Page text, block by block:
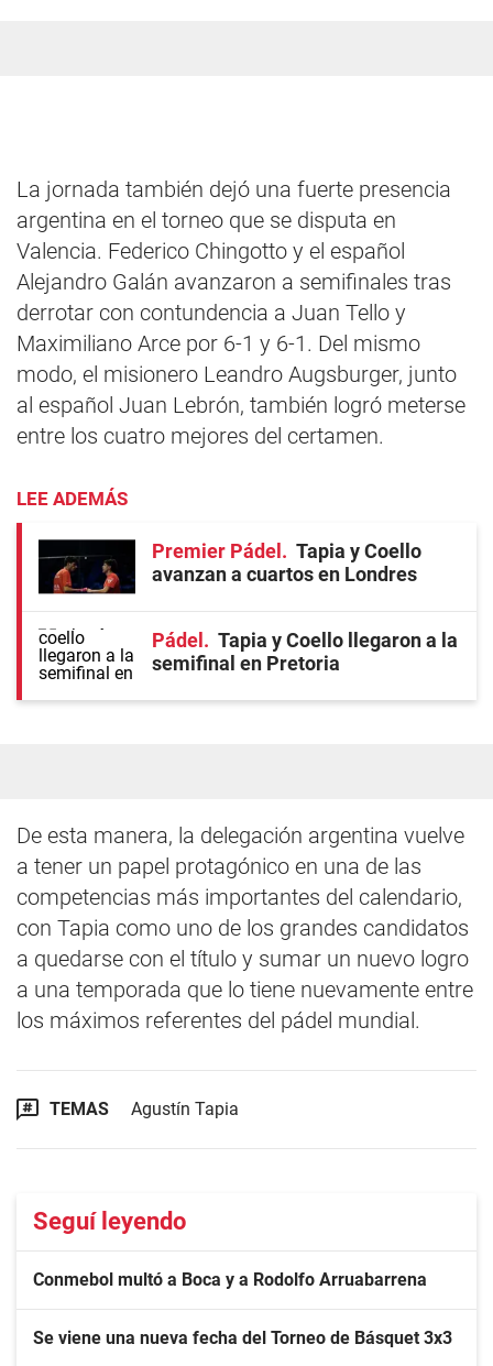
La jornada también dejó una fuerte presencia
argentina en el torneo que se disputa en
Valencia. Federico Chingotto y el español
Alejandro Galán avanzaron a semifinales tras
derrotar con contundencia a Juan Tello y
Maximiliano Arce por 6-1 y 6-1. Del mismo
modo, el misionero Leandro Augsburger, junto
al español Juan Lebrón, también logró meterse
entre los cuatro mejores del certamen.
LEE ADEMÁS
Premier Pádel
Tapia y Coello
avanzan a cuartos en Londres
Pádel
Tapia y Coello llegaron a la
semifinal en Pretoria
De esta manera, la delegación argentina vuelve
a tener un papel protagónico en una de las
competencias más importantes del calendario,
con Tapia como uno de los grandes candidatos
a quedarse con el título y sumar un nuevo logro
a una temporada que lo tiene nuevamente entre
los máximos referentes del pádel mundial.
TEMAS Agustín Tapia
Seguí leyendo
Conmebol multó a Boca y a Rodolfo Arruabarrena
Se viene una nueva fecha del Torneo de Básquet 3x3